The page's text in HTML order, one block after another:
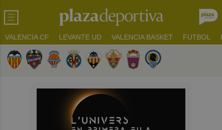
VALENCIA CF LEVANTE UD VALENCIA BASKET FUTBOL